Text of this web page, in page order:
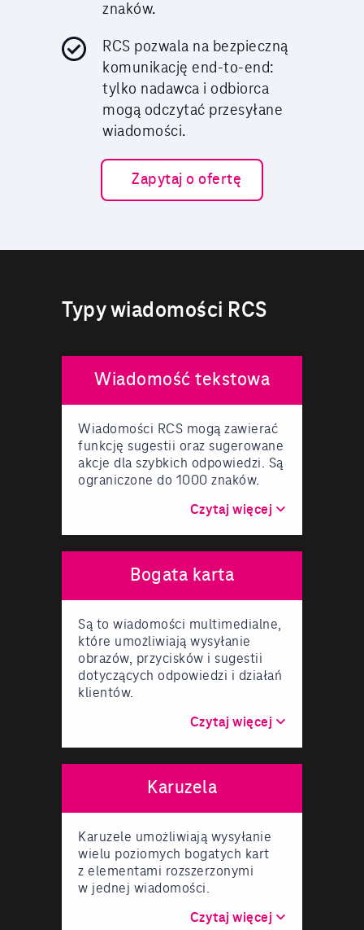
znaków.
RCS pozwala na bezpieczną
komunikację end-to-end:
tylko nadawca i odbiorca
mogą odczytać przesyłane
wiadomości.
Zapytaj o ofertę
Typy wiadomości RCS
Wiadomość tekstowa
Wiadomości RCS mogą zawierać
funkcję sugestii oraz sugerowane
akcje dla szybkich odpowiedzi. Są
ograniczone do 1000 znaków.
Czytaj więcej
Bogata karta
Są to wiadomości multimedialne,
które umożliwiają wysyłanie
obrazów, przycisków i sugestii
dotyczących odpowiedzi i działań
klientów.
Czytaj więcej
Karuzela
Karuzele umożliwiają wysyłanie
wielu poziomych bogatych kart
z elementami rozszerzonymi
w jednej wiadomości.
Czytaj więcej